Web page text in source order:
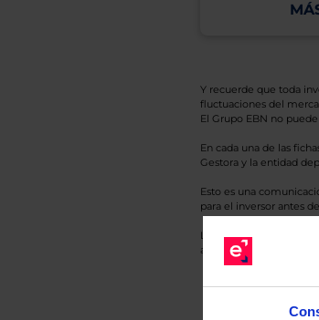
Y recuerde que toda
fluctuaciones del
El Grupo EBN no
En cada una de las
Gestora y la entidad
Esto es una
para el inversor antes
Los datos de
anterior a Valor